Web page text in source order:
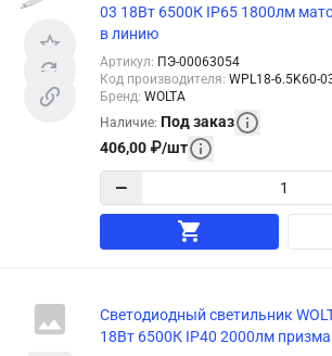
03 18Вт 6500К IP65 1800лм
в линию
Артикул: ПЭ-00063054
Код производителя: WPL18-6.5K60-
Бренд: WOLTA
Наличие: Под заказ
406,00 ₽/шт
−
Светодиодный светильник
18Вт 6500К IP40 2000лм